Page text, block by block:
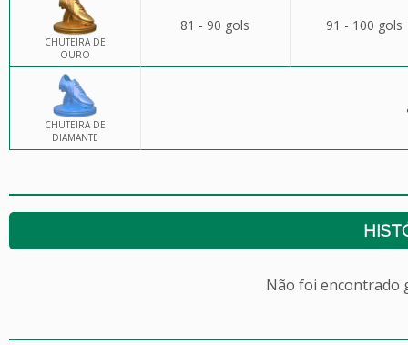
CHUTEIRA DE
OURO
81 - 90 gols 91 - 100 gols
CHUTEIRA DE
DIAMANTE
Não foi encontrado